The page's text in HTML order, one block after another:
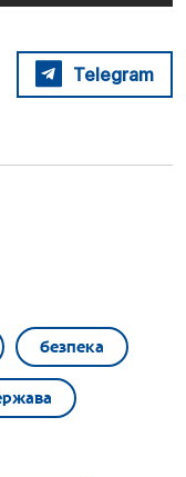
Telegram
безпека